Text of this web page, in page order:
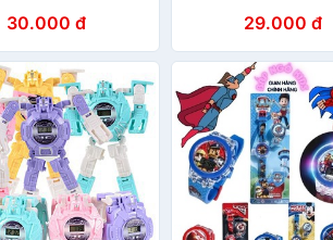
30.000 đ 29.000 đ